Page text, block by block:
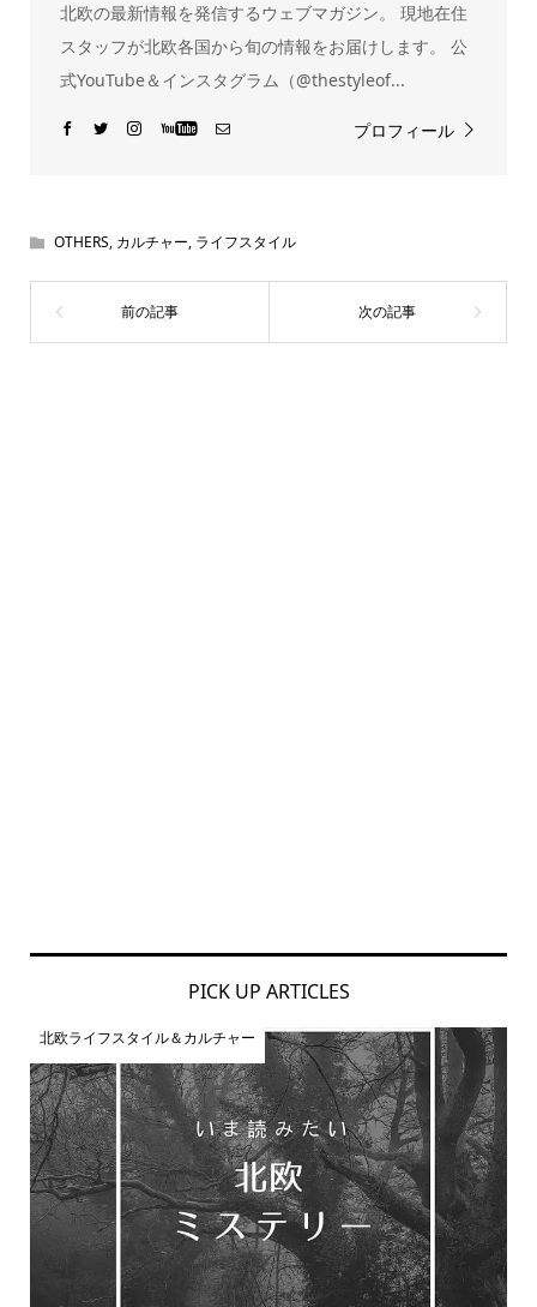
北欧の最新情報を発信するウェブマガジン。 現地在住
スタッフが北欧各国から旬の情報をお届けします。 公
式YouTube＆インスタグラム（@thestyleof...
プロフィール
OTHERS, カルチャー, ライフスタイル
PICK UP ARTICLES
北欧ライフスタイル＆カルチャー